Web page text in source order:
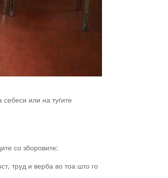
или на туѓите
со зборовите:
труд и верба во тоа што го